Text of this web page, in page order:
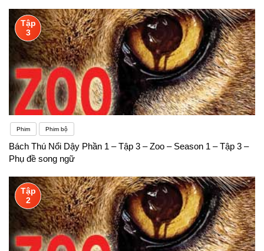
Tập
3
Phim Phim bộ
Bách Thú Nổi Dậy Phần 1 – Tập 3 – Zoo – Season 1 – Tập 3 –
Phụ đề song ngữ
Tập
2